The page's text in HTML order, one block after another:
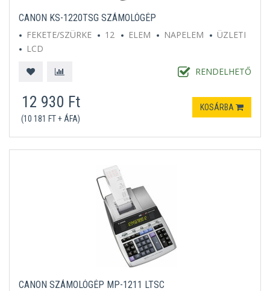
CANON KS-1220TSG SZÁMOLÓGÉP
FEKETE/SZÜRKE
12 ELEM NAPELEM
ÜZLETI
LCD
RENDELHETŐ
12 930 Ft
(10 181 FT + ÁFA)
KOSÁRBA
CANON SZÁMOLÓGÉP MP-1211 LTSC